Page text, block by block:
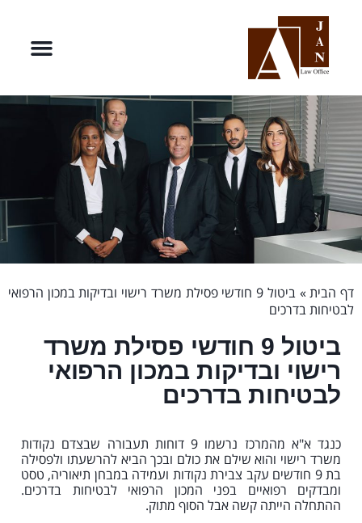
דף הבית»
ביטול 9 חודשי פסילת משרד רישוי ובדיקות במכון הרפואי
לבטיחות בדרכים
ביטול 9 חודשי פסילת משרד
רישוי ובדיקות במכון הרפואי
לבטיחות בדרכים
כנגד א"א מהמרכז נרשמו 9 דוחות תעבורה שבצדם נקודות
משרד רישוי והוא שילם את כולם ובכך הביא להרשעתו ולפסילה
בת 9 חודשים עקב צבירת נקודות ועמידה במבחן תיאוריה, טסט
ומבדקים רפואיים בפני המכון הרפואי לבטיחות בדרכים.
ההתחלה הייתה קשה אבל הסוף מתוק.